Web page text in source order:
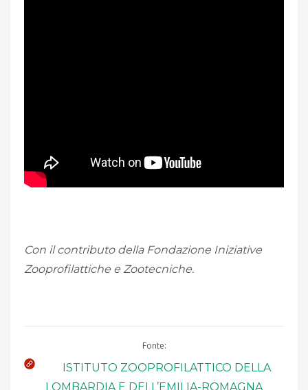
Con il contributo della Fondazione Iniziative
Zooprofilattiche e Zootecniche.
Fonte:
ISTITUTO ZOOPROFILATTICO DELLA
LOMBARDIA E DELL’EMILIA-ROMAGNA